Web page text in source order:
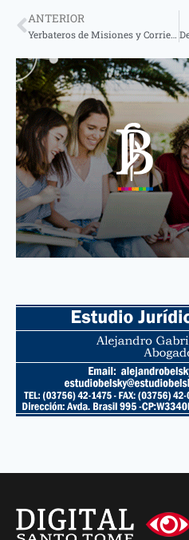
ANTERIOR
Yerbateros de Misiones y Corrientes solicitan amparo contra la desregulación